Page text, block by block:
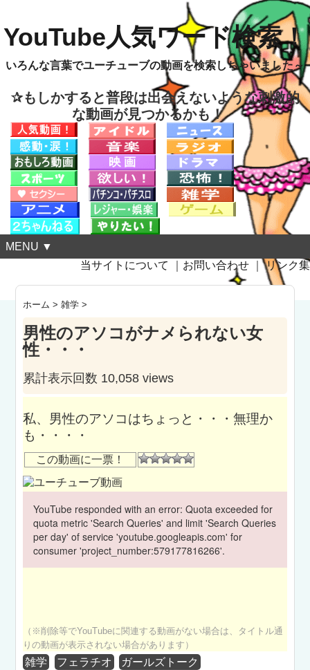
YouTube人気ワード検索！
いろんな言葉でユーチューブの動画を検索しちゃいました～
✰もしかすると普段は出会えないような刺激的
な動画が見つかるかも！
MENU ▼
当サイトについて
お問い合わせ ｜リンク集
ホーム >雑学 >
男性のアソコがナメられない女
性・・・
累計表示回数 10,058 views
私、男性のアソコはちょっと・・・無理か
も・・・・
この動画に一票！
YouTube responded with an error: Quota exceeded for
quota metric 'Search Queries' and limit 'Search Queries
per day' of service 'youtube.googleapis.com' for
consumer 'project_number:579177816266'.
（※削除等でYouTubeに関連する動画がない場合は、タイトル通
りの動画が表示されない場合があります）
雑学 フェラチオ ガールズトーク